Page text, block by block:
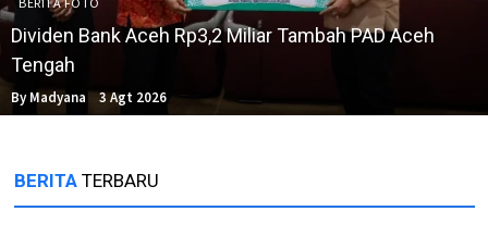
Dividen Bank Aceh Rp3,2 Miliar Tambah PAD Aceh
Tengah
By Madyana 3 Agt 2026
BERITA TERBARU